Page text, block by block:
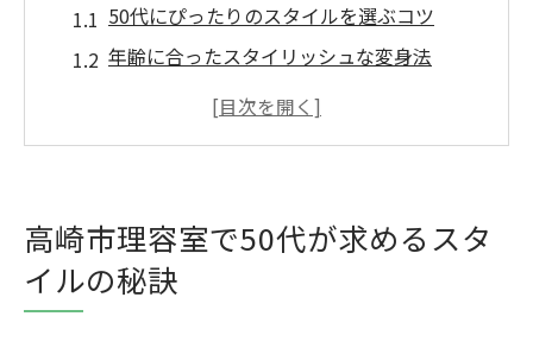
50代にぴったりのスタイルを選ぶコツ
年齢に合ったスタイリッシュな変身法
自然な美しさを引き出すテクニック
スタイルチェンジで自信を育む方法
50代のための理容室選び新たな自分に出会う道
理容室選びで重要なポイント
高崎市理容室で50代が求めるスタ
イルの秘訣